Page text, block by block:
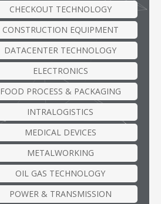
CHECKOUT TECHNOLOGY
CONSTRUCTION EQUIPMENT
DATACENTER TECHNOLOGY
ELECTRONICS
FOOD PROCESS & PACKAGING
INTRALOGISTICS
MEDICAL DEVICES
METALWORKING
OIL GAS TECHNOLOGY
POWER & TRANSMISSION